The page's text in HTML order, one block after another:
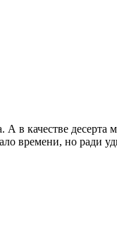
в качестве
времени, но ради